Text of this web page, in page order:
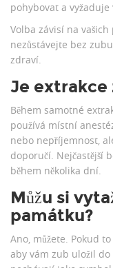
pohybovat a vyžaduje
Volba závisí na
nezůstávejte bez
zdraví.
Je extrakce
Během samotné
používá místní
nebo nepříjemnost,
doporučí. Nejčastější
během několika dní.
Můžu si
památku?
Ano, můžete. Pokud
aby vám zub uložil